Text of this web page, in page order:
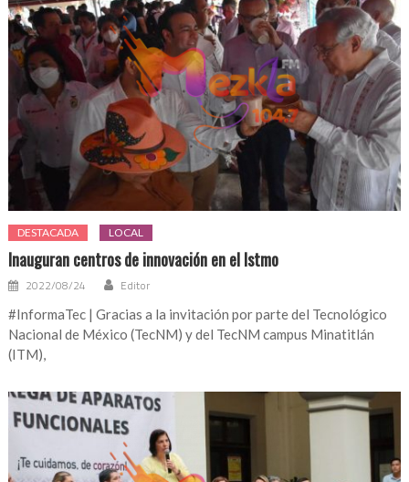
DESTACADA LOCAL
Inauguran centros de innovación en el Istmo
2022/08/24 Editor
#InformaTec | Gracias a la invitación por parte del Tecnológico
Nacional de México (TecNM) y del TecNM campus Minatitlán
(ITM),